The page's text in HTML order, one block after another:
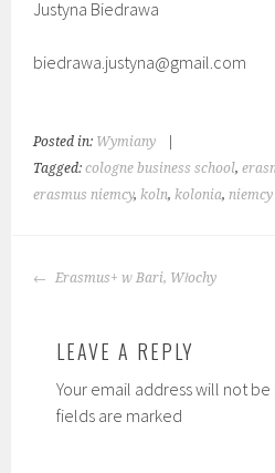
Justyna Biedrawa
biedrawa.justyna@gmail.com
Posted in: Wymiany
Tagged:cologne business school,
erasmus niemcy,koln,kolonia,
POST
Erasmus+ w Bari, Włochy
LEAVE A REPLY
Your email address will not
fields are marked